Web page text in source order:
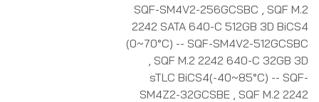
SQF-SM4V2-256GCSBC
SQF M.2
2242 SATA 640-C 512GB 3D BiCS4
(0~70°C) -- SQF-SM4V2-512GCSBC
SQF M.2 2242 640-C 32GB 3D
sTLC BiCS4(-40~85°C) -- SQF-
SM4Z2-32GCSBE SQF M.2 2242